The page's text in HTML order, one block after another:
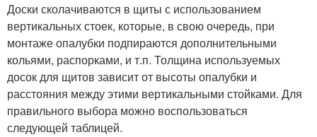
Доски сколачиваются в щиты с использованием
вертикальных стоек, которые, в свою очередь, при
монтаже опалубки подпираются дополнительными
кольями, распорками, и т.п. Толщина используемых
досок для щитов зависит от высоты опалубки и
расстояния между этими вертикальными стойками. Для
правильного выбора можно воспользоваться
следующей таблицей.